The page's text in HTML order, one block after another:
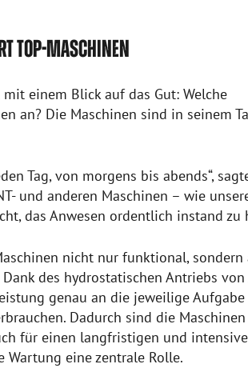
TOP-MASCHINEN
einem Blick auf das Gut: Welche
an? Die Maschinen sind in seinem
Tag, von morgens bis abends“,
und anderen Maschinen – wie
das Anwesen ordentlich instand zu
nicht nur funktional, sondern
des hydrostatischen Antriebs von
genau an die jeweilige Aufgabe
Dadurch sind die
für einen langfristigen und
eine zentrale Rolle.